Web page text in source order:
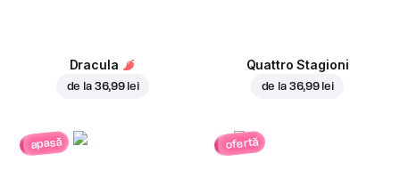
Dracula
de la 36,99 lei
Quattro Stagioni
de la 36,99 lei
apasă ofertă